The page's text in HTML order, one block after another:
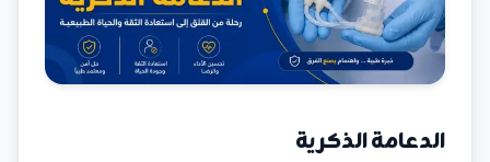
الدعامة الذكرية